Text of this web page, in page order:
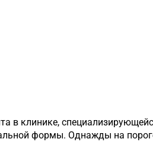
в клинике,
формы. Однажды на